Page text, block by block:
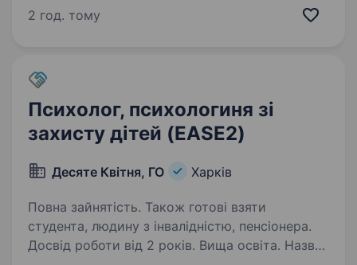
«Центр серцево-судинних
Графік роботи:…
2 год. тому
Психолог, психологиня зі
захисту дітей (EASE2)
Десяте Квітня, ГО Харків
Повна зайнятість. Також готові взяти
студента, людину з інвалідністю, пенсіонера.
Досвід роботи від 2 років. Вища освіта. Назва